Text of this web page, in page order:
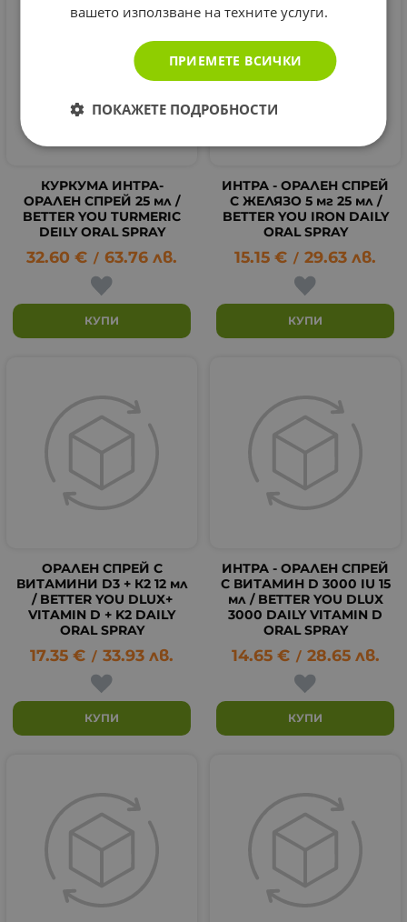
КУРКУМА ИНТРА-
ОРАЛЕН СПРЕЙ 25 мл /
BETTER YOU TURMERIC
DEILY ORAL SPRAY
32.60 € / 63.76 лв.
КУПИ
ИНТРА - ОРАЛЕН СПРЕЙ
С ЖЕЛЯЗО 5 мг 25 мл /
BETTER YOU IRON DAILY
ORAL SPRAY
15.15 € / 29.63 лв.
КУПИ
ОРАЛЕН СПРЕЙ С
ВИТАМИНИ D3 + К2 12 мл
/ BETTER YOU DLUX+
VITAMIN D + K2 DAILY
ORAL SPRAY
17.35 € / 33.93 лв.
КУПИ
ИНТРА - ОРАЛЕН СПРЕЙ
С ВИТАМИН D 3000 IU 15
мл / BETTER YOU DLUX
3000 DAILY VITAMIN D
ORAL SPRAY
14.65 € / 28.65 лв.
КУПИ
вашето използване на техните услуги.
ПРИЕМЕТЕ ВСИЧКИ
ПОКАЖЕТЕ ПОДРОБНОСТИ